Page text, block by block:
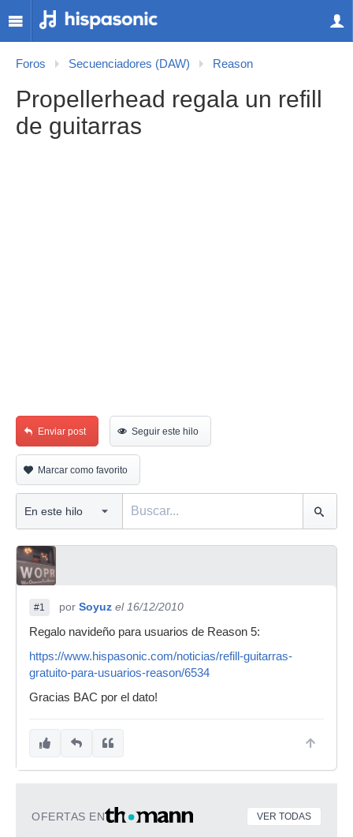
Foros Secuenciadores (DAW) Reason
Propellerhead regala un refill
de guitarras
Enviar post Seguir este hilo
Marcar como favorito
#1 por Soyuz el 16/12/2010
Regalo navideño para usuarios de Reason 5:
https://www.hispasonic.com/noticias/refill-guitarras-
gratuito-para-usuarios-reason/6534
Gracias BAC por el dato!
OFERTAS EN VER TODAS